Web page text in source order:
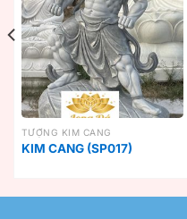
TƯỢNG KIM CANG
KIM CANG (SP017)